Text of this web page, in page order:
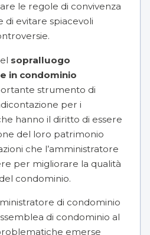
le regole di convivenza
di evitare spiacevoli
sopralluogo
in condominio
strumento di
per i
hanno il diritto di essere
del loro patrimonio
che l’amministratore
per migliorare la qualità
condominio.
di condominio
di condominio al
emerse